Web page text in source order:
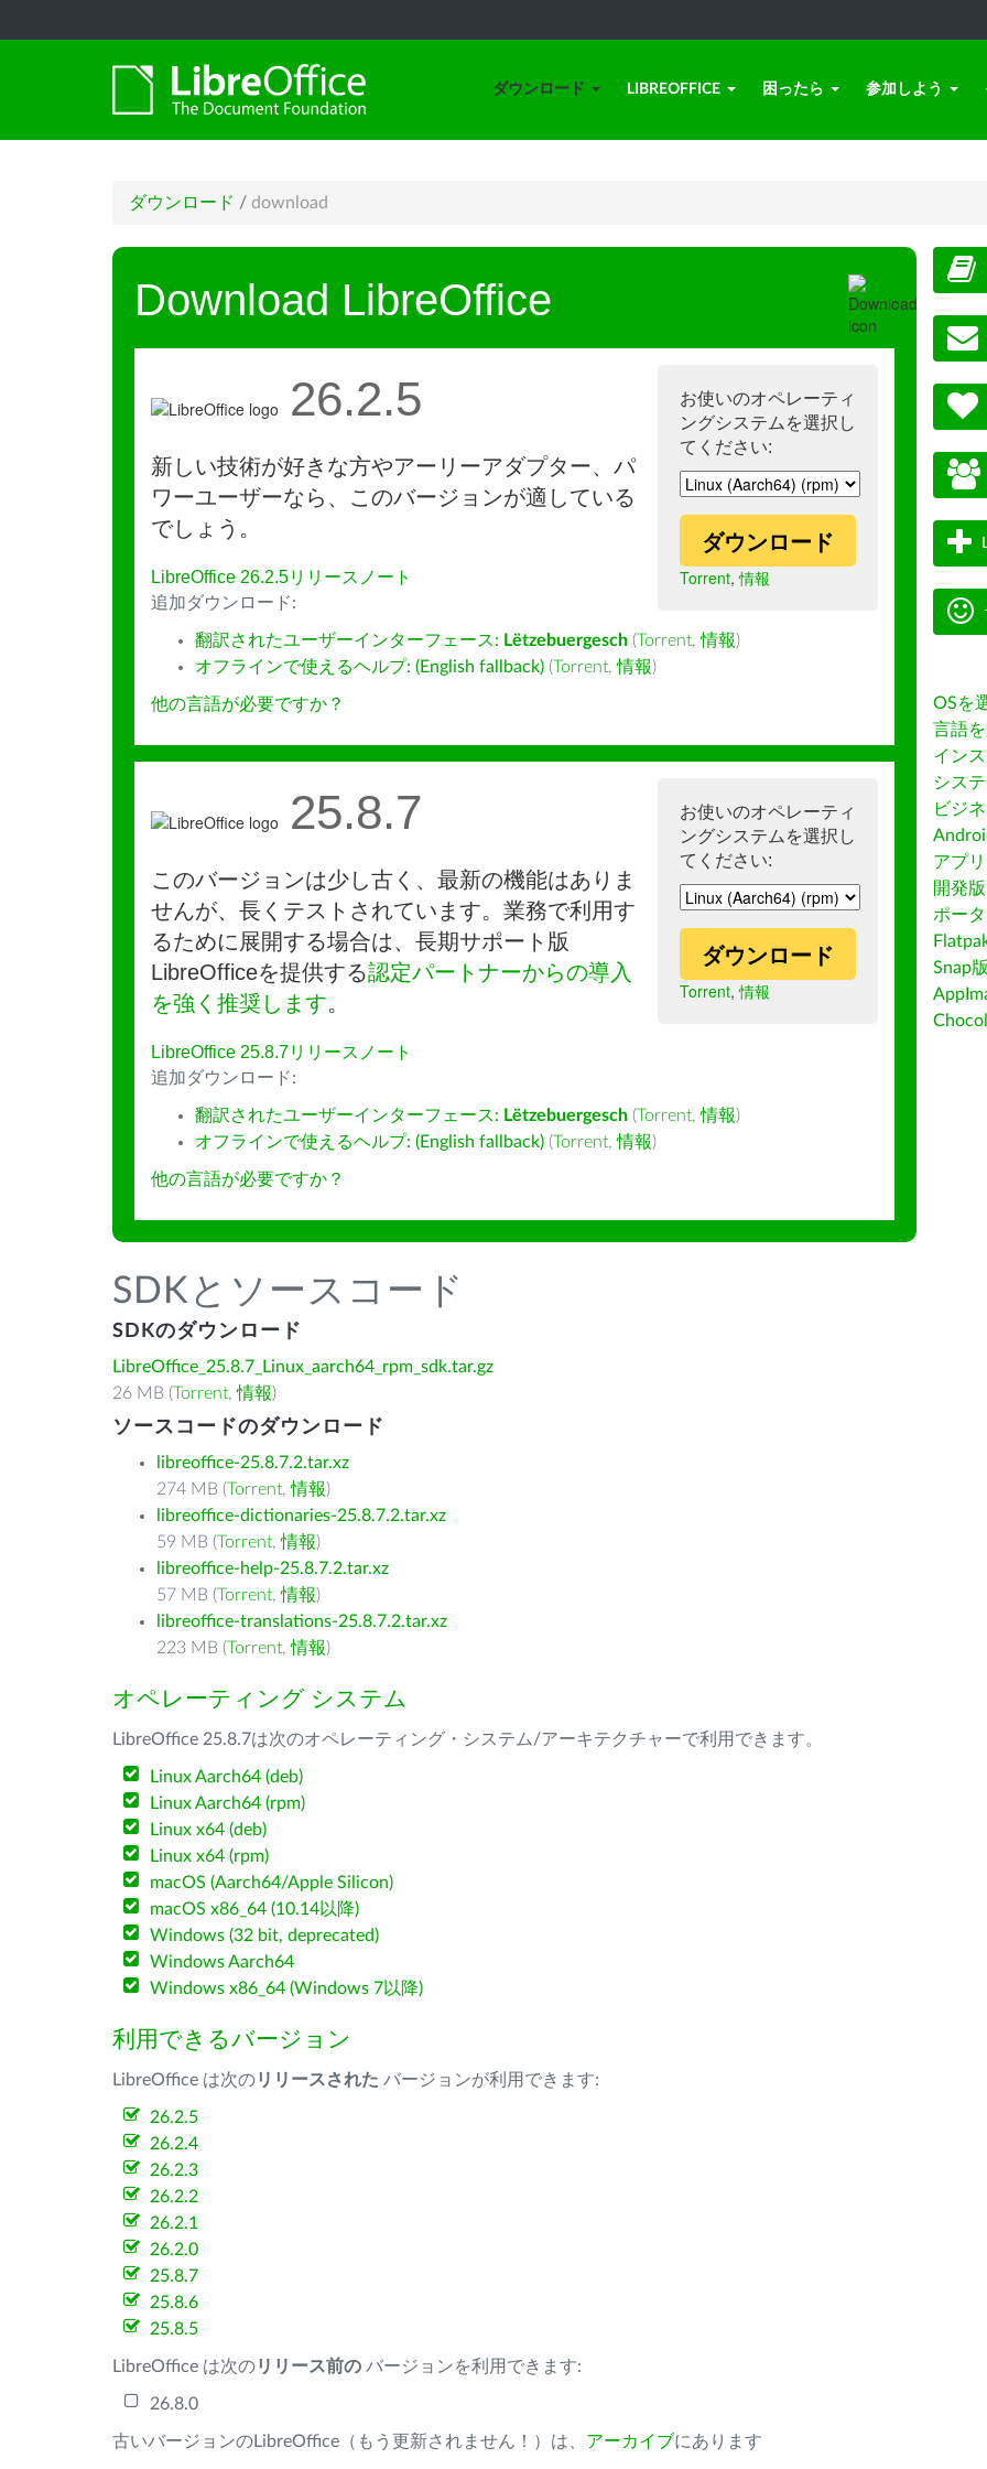
ダウンロード LIBREOFFICE 困ったら 参加しよう
ダウンロード / download
Download LibreOffice
お使いのオペレーティ
ングシステムを選択し
てください:
ダウンロード
Torrent,情報
26.2.5
新しい技術が好きな方やアーリーアダプター、パ
ワーユーザーなら、このバージョンが適している
でしょう。
LibreOffice 26.2.5リリースノート
追加ダウンロード:
翻訳されたユーザーインターフェース: Lëtzebuergesch (Torrent,情報)
オフラインで使えるヘルプ: (English fallback) (Torrent,情報)
他の言語が必要ですか？
お使いのオペレーティ
ングシステムを選択し
てください:
ダウンロード
Torrent,情報
25.8.7
このバージョンは少し古く、最新の機能はありま
せんが、長くテストされています。業務で利用す
るために展開する場合は、長期サポート版
LibreOfficeを提供する認定パートナーからの導入
を強く推奨します。
LibreOffice 25.8.7リリースノート
追加ダウンロード:
翻訳されたユーザーインターフェース: Lëtzebuergesch (Torrent,情報)
オフラインで使えるヘルプ: (English fallback) (Torrent,情報)
他の言語が必要ですか？
SDKとソースコード
SDKのダウンロード
LibreOffice_25.8.7_Linux_aarch64_rpm_sdk.tar.gz
26 MB (Torrent,情報)
ソースコードのダウンロード
libreoffice-25.8.7.2.tar.xz
274 MB (Torrent,情報)
libreoffice-dictionaries-25.8.7.2.tar.xz
59 MB (Torrent,情報)
libreoffice-help-25.8.7.2.tar.xz
57 MB (Torrent,情報)
libreoffice-translations-25.8.7.2.tar.xz
223 MB (Torrent,情報)
オペレーティング システム
LibreOffice 25.8.7は次のオペレーティング・システム/アーキテクチャーで利用できます。
Linux Aarch64 (deb)
Linux Aarch64 (rpm)
Linux x64 (deb)
Linux x64 (rpm)
macOS (Aarch64/Apple Silicon)
macOS x86_64 (10.14以降)
Windows (32 bit, deprecated)
Windows Aarch64
Windows x86_64 (Windows 7以降)
利用できるバージョン
LibreOffice は次のリリースされた バージョンが利用できます:
26.2.5
26.2.4
26.2.3
26.2.2
26.2.1
26.2.0
25.8.7
25.8.6
25.8.5
LibreOffice は次のリリース前の バージョンを利用できます:
26.8.0
古いバージョンのLibreOffice（もう更新されません！）は、 アーカイブにあります
OSを
言語
イン
シス
ビジ
アプ
開発版
ポー
Snap版